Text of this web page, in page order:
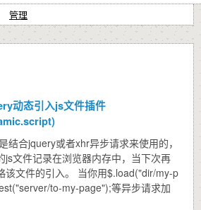
管理
动态引入js文件插件
结合jquery或者xhr异步请求来使用的，
js文件记录在浏览器内存中，当下次再
该文件的引入。 当你用$.load("dir/my-p
to-my-page");等异步请求加